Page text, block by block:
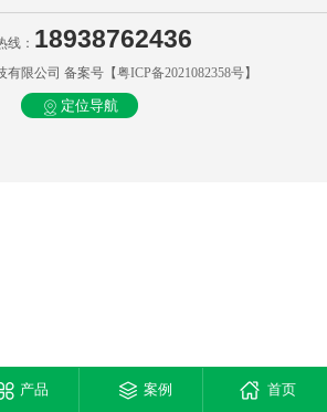
线： 18938762436
有限公司 备案号【粤ICP备2021082358号】
定位导航
产品 案例 首页